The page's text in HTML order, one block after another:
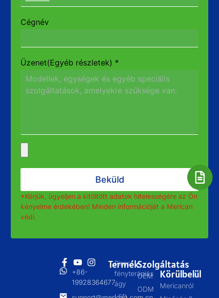
Cégnév
Üzenet(Egyéb részletek) *
Beküld
*Kérjük, ügyeljen a kitöltött adatok hitelességére az Ön
kényelme érdekében! Minden információját a Merican
védi.
+86-
19928364677
Termék
Piros
fényterápiás
ágy
Szolgáltatás
OEM
ODM
Körülbelül
Mericanról